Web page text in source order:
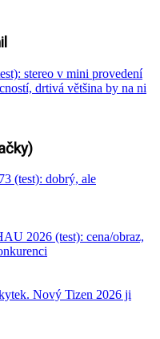
stereo v mini provedení
drtivá většina by na ni
(test): dobrý, ale
2026 (test): cena/obraz,
Nový Tizen 2026 ji